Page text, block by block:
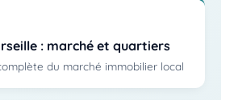
: marché et quartiers
du marché immobilier local